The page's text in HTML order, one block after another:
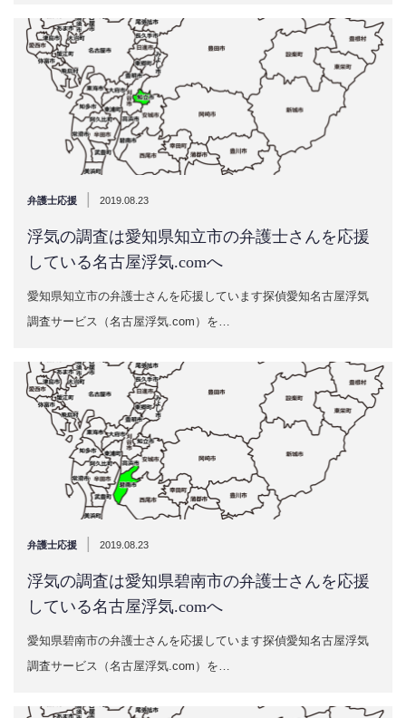
弁護士応援 2019.08.23
浮気の調査は愛知県知立市の弁護士さんを応援
している名古屋浮気.comへ
愛知県知立市の弁護士さんを応援しています探偵愛知名古屋浮気
調査サービス（名古屋浮気.com）を…
弁護士応援 | 2019.08.23
浮気の調査は愛知県碧南市の弁護士さんを応援
している名古屋浮気.comへ
愛知県碧南市の弁護士さんを応援しています探偵愛知名古屋浮気
調査サービス（名古屋浮気.com）を…